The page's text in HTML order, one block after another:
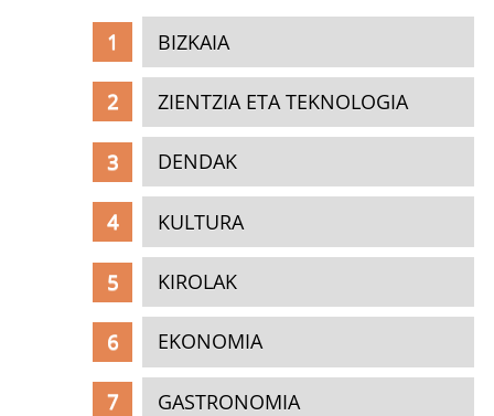
BIZKAIA
ZIENTZIA ETA TEKNOLOGIA
DENDAK
KULTURA
KIROLAK
EKONOMIA
GASTRONOMIA